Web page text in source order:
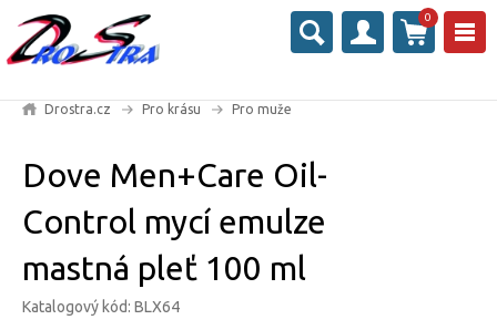
0
Drostra.cz Pro krásu Pro muže
Dove Men+Care Oil-
Control mycí emulze
mastná pleť 100 ml
Katalogový kód: BLX64